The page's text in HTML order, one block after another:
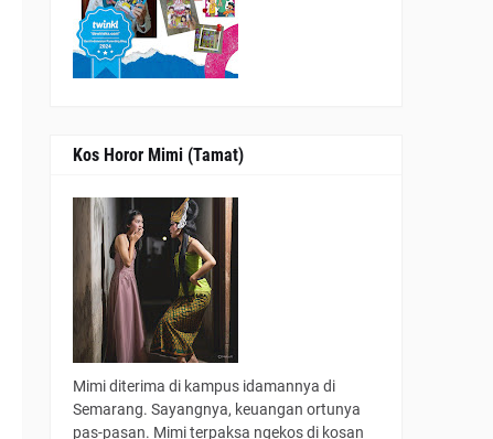
Kos Horor Mimi (Tamat)
Mimi diterima di kampus idamannya di
Semarang. Sayangnya, keuangan ortunya
pas-pasan. Mimi terpaksa ngekos di kosan